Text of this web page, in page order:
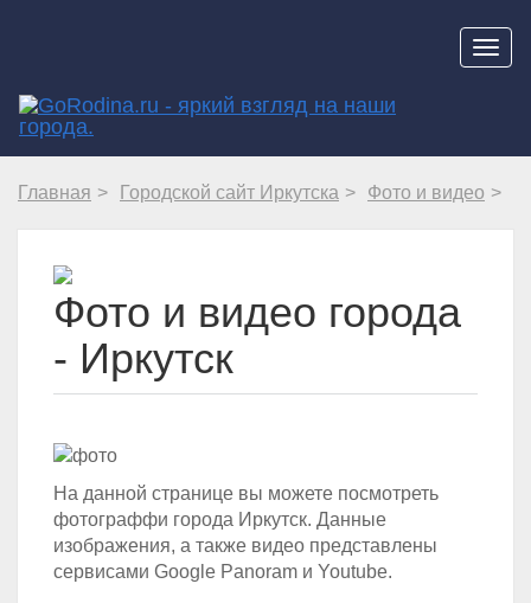
Главная Городской сайт Иркутска Фото и видео
Фото и видео города
- Иркутск
На данной странице вы можете посмотреть
фотограффи города Иркутск. Данные
изображения, а также видео представлены
сервисами Google Panoram и Youtube.